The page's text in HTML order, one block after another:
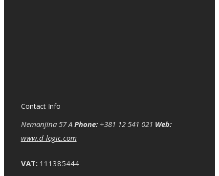
Contact Info
Nemanjina 57 A Phone:+381 12 541 021 Web:
www.d-logic.com
VAT:111385444